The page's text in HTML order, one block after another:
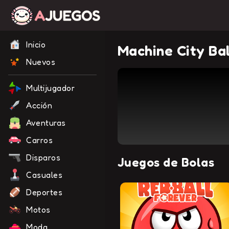
Inicio
Nuevos
Multijugador
Acción
Aventuras
Carros
Disparos
Casuales
Deportes
Motos
Moda
Machine City
Juegos de Bolas